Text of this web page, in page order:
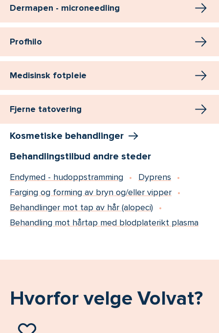
Dermapen - microneedling
Profhilo
Medisinsk fotpleie
Fjerne tatovering
Kosmetiske behandlinger
Behandlingstilbud andre steder
Endymed - hudoppstramming
Dyprens
Farging og forming av bryn og/eller vipper
Behandlinger mot tap av hår (alopeci)
Behandling mot hårtap med blodplaterikt plasma
Hvorfor velge Volvat?